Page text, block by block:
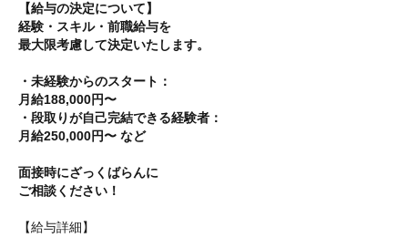
【給与の決定について】
経験・スキル・前職給与を
最大限考慮して決定いたします。
・未経験からのスタート：
月給188,000円〜
・段取りが自己完結できる経験者：
月給250,000円〜 など
面接時にざっくばらんに
ご相談ください！
【給与詳細】